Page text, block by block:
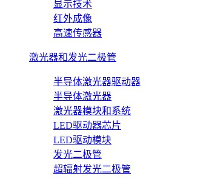
显示技术
红外成像
高速传感器
激光器和发光二极管
半导体激光器驱动器
半导体激光器
激光器模块和系统
LED驱动器芯片
LED驱动模块
发光二极管
超辐射发光二极管